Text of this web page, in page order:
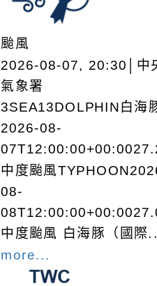
颱風
2026-08-07, 20:30│中
氣象署
3SEA13DOLPHIN白海
2026-08-
中度颱風
08-
中度颱風 白海豚（國際
more...
在實現理想的路
誘惑。